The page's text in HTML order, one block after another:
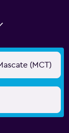
(MCT)